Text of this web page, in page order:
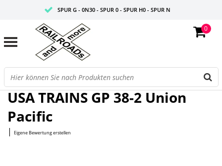
SPUR G - 0N30 - SPUR 0 - SPUR H0 - SPUR N
0
Startseite/GP 38-2 Union Pacific
USA TRAINS GP 38-2 Union
Pacific
| Eigene Bewertung erstellen